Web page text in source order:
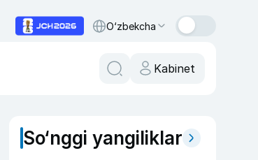
O‘zbekcha
Kabinet
So‘nggi yangiliklar